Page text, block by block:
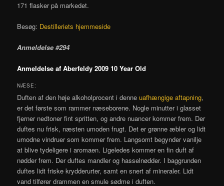
171 flasker på markedet.
Besøg: Destilleriets hjemmeside
Anmeldelse #294
Anmeldelse af Aberfeldy 2009 10 Year Old
NÆSE:
Duften af den høje alkoholprocent i denneuafhængige aftapning,
er det første som rammer næseborene. Nogle minutter i glasset
fjerner nedtoner fint spritten, og andre nuancer kommer frem. Der
duftes nu frisk, næsten umoden frugt. Det er grønne æbler og lidt
umodne vindruer som kommer frem. Langsomt begynder vanilje
at blive tydeligere i aromaen. Ligeledes kommer en fin duft af
nødder frem. Der duftes mandler og hasselnødder. I baggrunden
duftes lidt friske krydderurter, samt en snert af mineraler. Lidt
vand tilfører drammen en smule sødme i duften.